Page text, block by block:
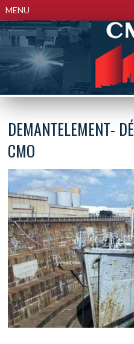
MENU
DEMANTELEMENT-
CMO
Panneau de gestion des cookies